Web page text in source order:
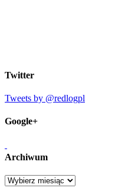
Twitter
Tweets by @redlogpl
Google+
Archiwum
Archiwum